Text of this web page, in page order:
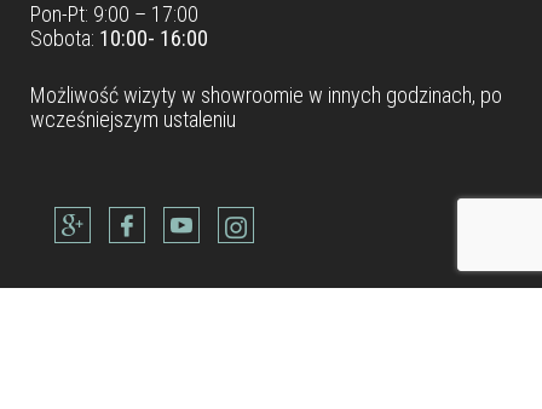
Pon-Pt: 9:00 – 17:00
Sobota: 10:00- 16:00
Możliwość wizyty w showroomie w innych godzinach, po
wcześniejszym ustaleniu
Dane teleadresowe